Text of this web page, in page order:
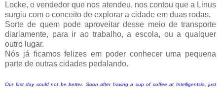
Locke, o vendedor que nos atendeu, nos contou que a Linus
surgiu com o conceito de explorar a cidade em duas rodas.
Sorte de quem pode aproveitar desse meio de transporte
diariamente, para ir ao trabalho, a escola, ou a qualquer
outro lugar.
Nós já ficamos felizes em poder conhecer uma pequena
parte de outras cidades pedalando.
Our first day could not be better. Soon after having a cup of coffee at Intelligentsia, just